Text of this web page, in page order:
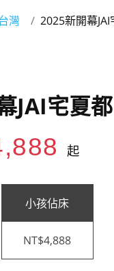
灣 2025新開幕
JAI宅夏
起
小孩佔床
NT$4,888